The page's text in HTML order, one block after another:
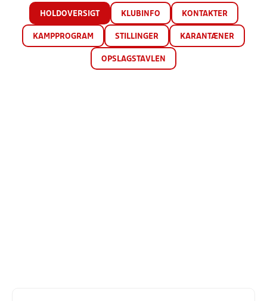
HOLDOVERSIGT KLUBINFO KONTAKTER
KAMPPROGRAM STILLINGER KARANTÆNER
OPSLAGSTAVLEN